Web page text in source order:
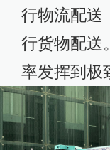
行物流配送
行货物配送
率发挥到极